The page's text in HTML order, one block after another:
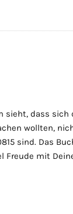
sieht, dass
wollten,
sind. Das
Freude mit